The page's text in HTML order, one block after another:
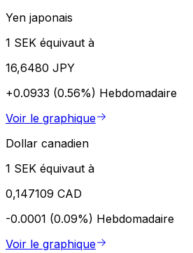
Yen japonais
1 SEK équivaut à
16,6480 JPY
+0.0933 (0.56%) Hebdomadaire
Voir le graphique
Dollar canadien
1 SEK équivaut à
0,147109 CAD
-0.0001 (0.09%) Hebdomadaire
Voir le graphique